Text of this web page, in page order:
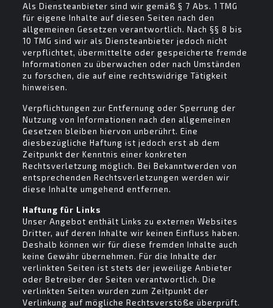
Als Diensteanbieter sind wir gemäß § 7 Abs. 1 TMG
für eigene Inhalte auf diesen Seiten nach den
allgemeinen Gesetzen verantwortlich. Nach §§ 8 bis
10 TMG sind wir als Diensteanbieter jedoch nicht
verpflichtet, übermittelte oder gespeicherte fremde
Informationen zu überwachen oder nach Umständen
zu forschen, die auf eine rechtswidrige Tätigkeit
hinweisen.
Verpflichtungen zur Entfernung oder Sperrung der
Nutzung von Informationen nach den allgemeinen
Gesetzen bleiben hiervon unberührt. Eine
diesbezügliche Haftung ist jedoch erst ab dem
Zeitpunkt der Kenntnis einer konkreten
Rechtsverletzung möglich. Bei Bekanntwerden von
entsprechenden Rechtsverletzungen werden wir
diese Inhalte umgehend entfernen.
Haftung für Links
Unser Angebot enthält Links zu externen Websites
Dritter, auf deren Inhalte wir keinen Einfluss haben.
Deshalb können wir für diese fremden Inhalte auch
keine Gewähr übernehmen. Für die Inhalte der
verlinkten Seiten ist stets der jeweilige Anbieter
oder Betreiber der Seiten verantwortlich. Die
verlinkten Seiten wurden zum Zeitpunkt der
Verlinkung auf mögliche Rechtsverstöße überprüft.